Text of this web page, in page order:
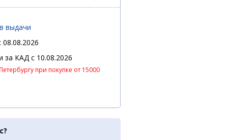
выдачи
за КАД c 10.08.2026
при покупке от 15000